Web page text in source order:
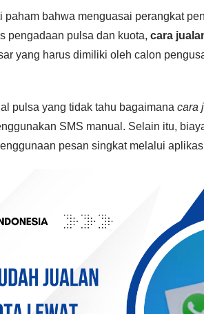
paham bahwa menguasai perangkat
pengadaan pulsa dan kuota, cara
yang harus dimiliki oleh calon
pulsa yang tidak tahu bagaimana cara
SMS manual. Selain itu,
pesan singkat melalui